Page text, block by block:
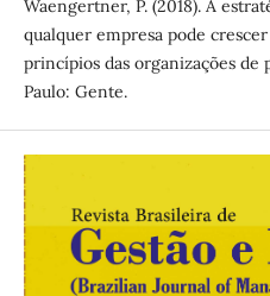
Waengertner, P. (2018). A
qualquer empresa pode
princípios das organizações de
Paulo: Gente.